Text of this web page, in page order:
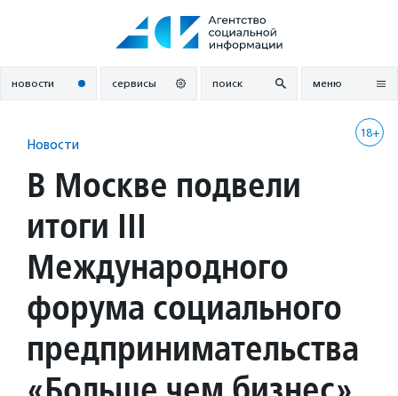
новости сервисы поиск меню
18+
Новости
В Москве подвели
итоги III
Международного
форума социального
предпринимательства